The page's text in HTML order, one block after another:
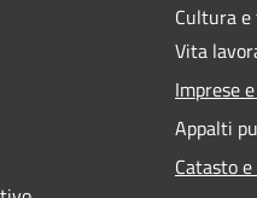
Cultura
Vita
Imprese
Appalti
Catasto